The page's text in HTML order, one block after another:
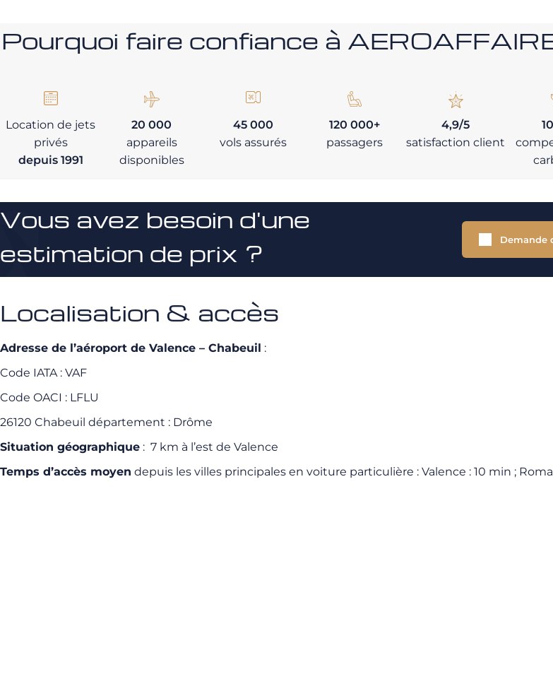
Pourquoi faire confiance à
Location de jets
privés
depuis 1991
20 000
appareils
disponibles
45 000
vols assurés
120 000+
passagers
4,9/5
satisfaction client
Vous avez besoin d'une
estimation de prix ?
Demande
Localisation & accès
Adresse de l’aéroport de Valence – Chabeuil :
Code IATA : VAF
Code OACI : LFLU
26120 Chabeuil département : Drôme
Situation géographique : 7 km à l’est de Valence
Temps d’accès moyen depuis les villes principales en voiture particulière : Valence : 10 min ;